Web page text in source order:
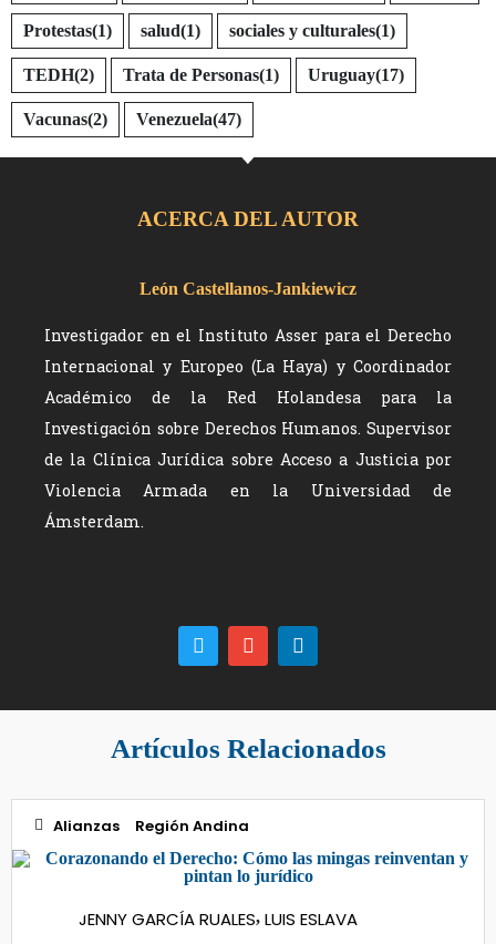
Protestas(1) salud(1) sociales y culturales(1)
TEDH(2) Trata de Personas(1) Uruguay(17)
Vacunas(2) Venezuela(47)
ACERCA DEL AUTOR
León Castellanos-Jankiewicz
Investigador en el Instituto Asser para el Derecho
Internacional y Europeo (La Haya) y Coordinador
Académico de la Red Holandesa para la
Investigación sobre Derechos Humanos. Supervisor
de la Clínica Jurídica sobre Acceso a Justicia por
Violencia Armada en la Universidad de
Ámsterdam.
Artículos Relacionados
Alianzas Región Andina
16
JENNY GARCÍA RUALES, LUIS ESLAVA